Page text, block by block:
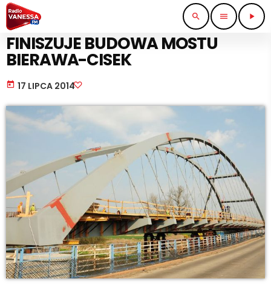
search menu play_arrow
KOMUNIKACJA I TRANSPORT
FINISZUJE BUDOWA MOSTU
BIERAWA-CISEK
today 17 LIPCA 2014